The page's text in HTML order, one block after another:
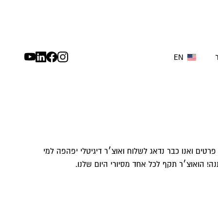
EN
ואנו כבר נדאג לשלוח ואוצ׳ר דיגיטלי יפהפה למי
הואוצ׳ר תקף לכל אחד מסיורי היום שלנו.